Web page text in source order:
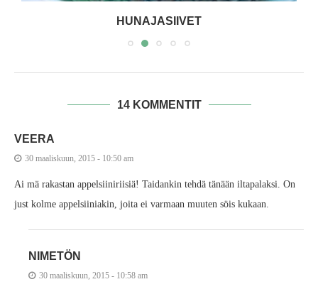
HUNAJASIIVET
14 KOMMENTIT
VEERA
30 maaliskuun, 2015 - 10:50 am
Ai mä rakastan appelsiiniriisiä! Taidankin tehdä tänään iltapalaksi. On
just kolme appelsiiniakin, joita ei varmaan muuten söis kukaan.
NIMETÖN
30 maaliskuun, 2015 - 10:58 am